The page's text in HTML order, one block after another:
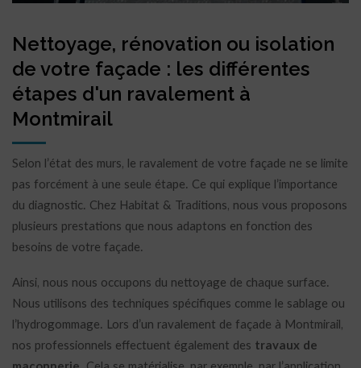
Nettoyage, rénovation ou isolation
de votre façade : les différentes
étapes d'un ravalement à
Montmirail
Selon l’état des murs, le ravalement de votre façade ne se limite
pas forcément à une seule étape. Ce qui explique l’importance
du diagnostic. Chez Habitat & Traditions, nous vous proposons
plusieurs prestations que nous adaptons en fonction des
besoins de votre façade.
Ainsi, nous nous occupons du nettoyage de chaque surface.
Nous utilisons des techniques spécifiques comme le sablage ou
l’hydrogommage. Lors d’un ravalement de façade à Montmirail,
nos professionnels effectuent également des travaux de